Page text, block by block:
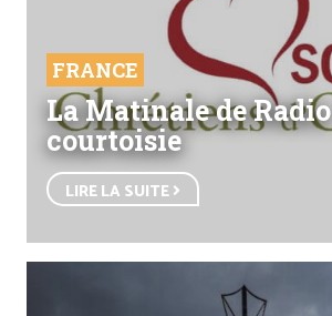
FRANCE
La Matinale de Radio
courtoisie
LIRE LA SUITE